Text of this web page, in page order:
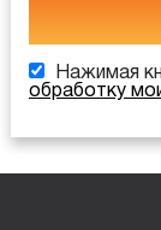
Нажимая
обработку